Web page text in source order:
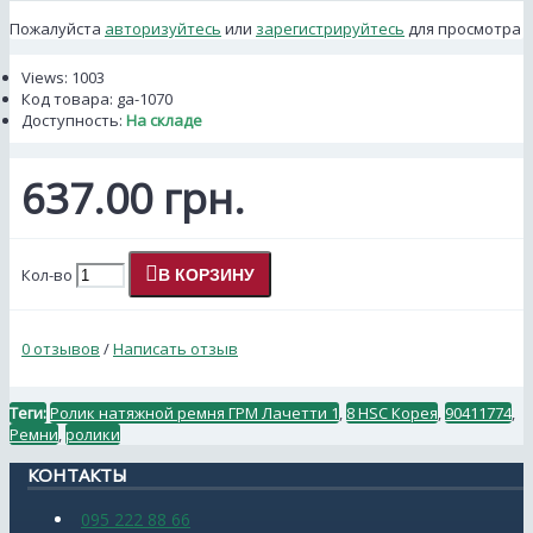
Пожалуйста авторизуйтесь или зарегистрируйтесь для просмотра
Views: 1003
Код товара: ga-1070
Доступность: На складе
637.00 грн.
Кол-во В КОРЗИНУ
0 отзывов /Написать отзыв
Теги:Ролик натяжной ремня ГРМ Лачетти 1 8 HSC Корея 90411774
Ремни ролики
КОНТАКТЫ
095 222 88 66